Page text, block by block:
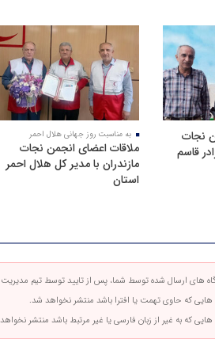
نجات
قاسم
به مناسبت روز جهانی هلال احمر
ملاقات اعضای انجمن نجات
مازندران با مدیر کل هلال احمر
استان
های ارسال شده توسط شما، پس از تایید توسط تیم
هایی که حاوی تهمت یا افترا باشد منتشر نخواهد شد.
هایی که به غیر از زبان فارسی یا غیر مرتبط باشد منتشر